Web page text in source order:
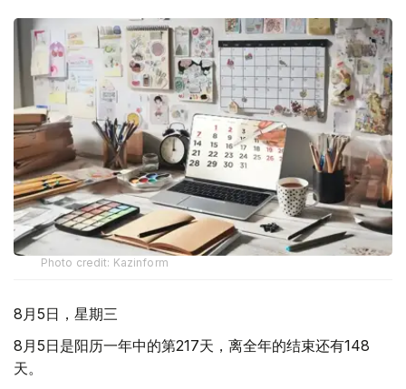
Photo credit: Kazinform
8月5日，星期三
8月5日是阳历一年中的第217天，离全年的结束还有148
天。